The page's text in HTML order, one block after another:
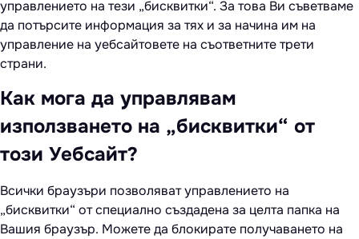
управлението на тези „бисквитки“. За това Ви съветваме
да потърсите информация за тях и за начина им на
управление на уебсайтовете на съответните трети
страни.
Как мога да управлявам
използването на „бисквитки“ от
този Уебсайт?
Всички браузъри позволяват управлението на
„бисквитки“ от специално създадена за целта папка на
Вашия браузър. Можете да блокирате получаването на